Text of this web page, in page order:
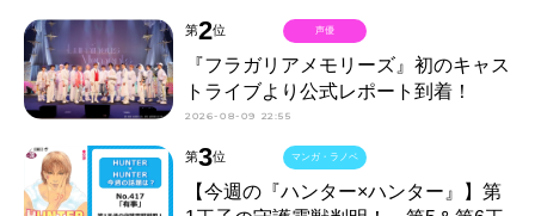
第2位
『フラガリアメモリーズ』初のキャス
トライブより公式レポート到着！
2026-08-09 22:55
声優
第3位
【今週の『ハンター×ハンター』】第
マンガ・ラノベ